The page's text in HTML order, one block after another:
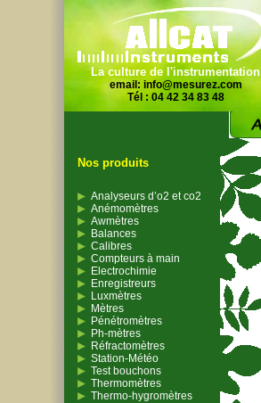
La culture de l'instrumentation
email: info@mesurez.com
Tél : 04 42 34 83 48
Nos produits
Analyseurs d’o2 et co2
Anémomètres
Awmètres
Balances
Calibres
Compteurs à main
Electrochimie
Enregistreurs
Luxmètres
Mètres
Pénétromètres
Ph-mètres
Réfractomètres
Station-Météo
Test bouchons
Thermomètres
Thermo-hygromètres